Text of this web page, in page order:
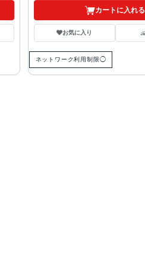
カートに入れる
お気に入り
ネットワーク利用制限◯